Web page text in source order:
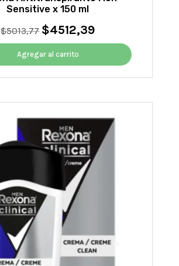
Sensitive x 150 ml
$5013,77 El
precio
original
era:
$5013,77.
$4512,39El
precio
es:
$4512,39.
Agregar al carrito